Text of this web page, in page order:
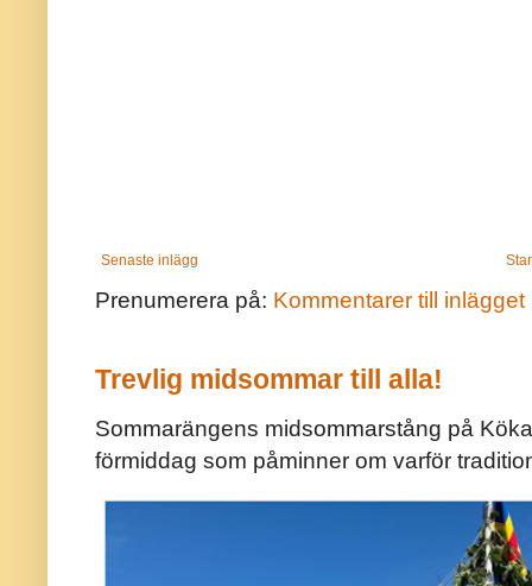
Senaste inlägg
Prenumerera på: Kommentarer till inlägget
Trevlig midsommar till alla!
Sommarängens midsommarstång på
förmiddag som påminner om varför